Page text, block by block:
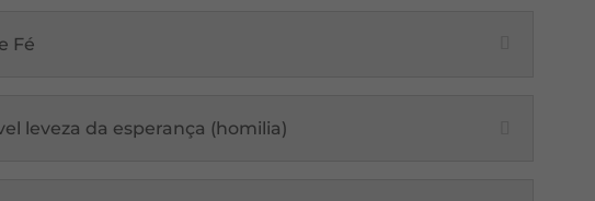
Fé
leveza da esperança (homilia)